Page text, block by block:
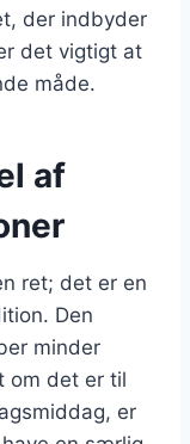
der indbyder
det vigtigt at
måde.
af
ret; det er en
Den
minder
om det er til
er